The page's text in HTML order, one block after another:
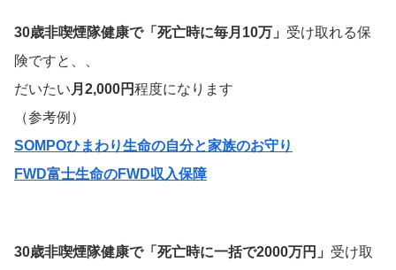
30歳非喫煙隊健康で「死亡時に毎月10万」 受け取れる保
険ですと、、
だいたい 月2,000円程度になります
（参考例）
SOMPOひまわり生命の自分と家族のお守り
FWD富士生命のFWD収入保障
30歳非喫煙隊健康で「死亡時に一括で2000万円」 受け取